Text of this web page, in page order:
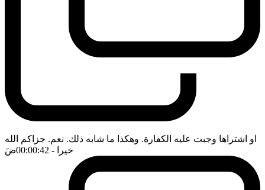
او اشتراها وجبت عليه الكفارة. وهكذا ما شابه ذلك. نعم. جزاكم الله
خيرا - 00:00:42 ضَ